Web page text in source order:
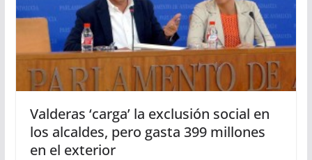
Valderas ‘carga’ la exclusión social en
los alcaldes, pero gasta 399 millones
en el exterior